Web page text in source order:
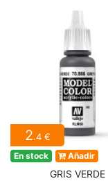
2.4 €
En stock Añadir
GRIS VERDE